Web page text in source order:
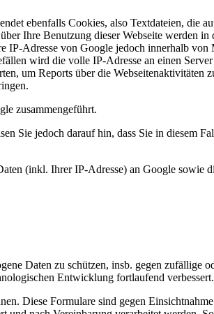
ebenfalls Cookies, also Textdateien, die
Ihre Benutzung dieser Webseite werden
Adresse von Google jedoch innerhalb von
wird die volle IP-Adresse an einen
um Reports über die Webseitenaktivitäten
zusammengeführt.
Sie jedoch darauf hin, dass Sie in diesem
(inkl. Ihrer IP-Adresse) an Google sowie
Daten zu schützen, insb. gegen zufällige
Entwicklung fortlaufend verbessert.
Diese Formulare sind gegen